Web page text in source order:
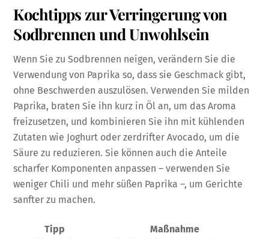
Kochtipps zur Verringerung von
Sodbrennen und Unwohlsein
Wenn Sie zu Sodbrennen neigen, verändern Sie die
Verwendung von Paprika so, dass sie Geschmack gibt,
ohne Beschwerden auszulösen. Verwenden Sie milden
Paprika, braten Sie ihn kurz in Öl an, um das Aroma
freizusetzen, und kombinieren Sie ihn mit kühlenden
Zutaten wie Joghurt oder zerdrifter Avocado, um die
Säure zu reduzieren. Sie können auch die Anteile
scharfer Komponenten anpassen – verwenden Sie
weniger Chili und mehr süßen Paprika –, um Gerichte
sanfter zu machen.
Tipp
Maßnahme